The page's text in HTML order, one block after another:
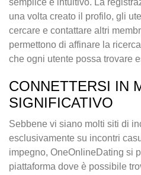
semplice e intuitivo. La
una volta creato il profilo, gli
cercare e contattare altri
permettono di affinare la
che ogni utente possa trovare
CONNETTERSI IN
SIGNIFICATIVO
Sebbene vi siano molti siti di
esclusivamente su incontri
impegno, OneOnlineDating si
piattaforma dove è possibile